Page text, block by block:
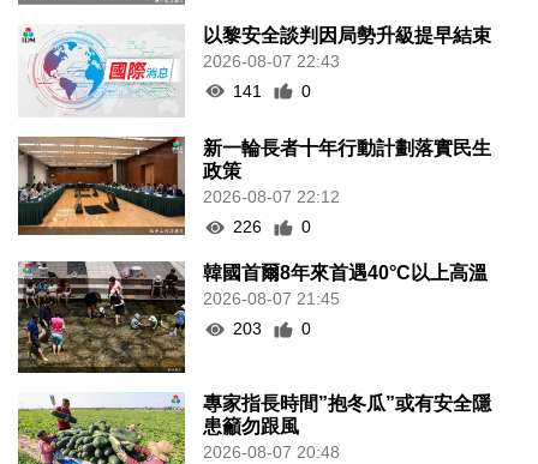
以黎安全談判因局勢升級提早結束
2026-08-07 22:43
141
0
新一輪長者十年行動計劃落實民生
政策
2026-08-07 22:12
226
0
韓國首爾8年來首遇40°C以上高溫
2026-08-07 21:45
203
0
專家指長時間”抱冬瓜”或有安全隱
患籲勿跟風
2026-08-07 20:48